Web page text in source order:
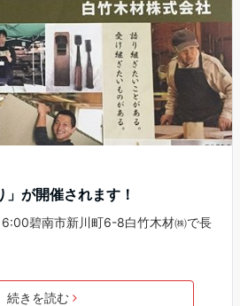
」が開催されます！
碧南市新川町6-8白竹木材㈱で長
続きを読む